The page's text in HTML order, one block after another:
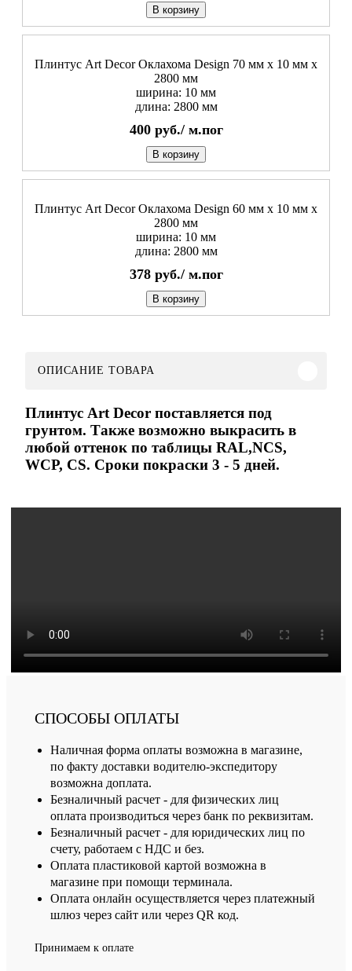
В корзину
Плинтус Art Decor Оклахома Design 70 мм х 10 мм х
2800 мм
ширина: 10 мм
длина: 2800 мм
400 руб./ м.пог
В корзину
Плинтус Art Decor Оклахома Design 60 мм х 10 мм х
2800 мм
ширина: 10 мм
длина: 2800 мм
378 руб./ м.пог
В корзину
ОПИСАНИЕ ТОВАРА
Плинтус Art Decor поставляется под
грунтом. Также возможно выкрасить в
любой оттенок по таблицы RAL,NCS,
WCP, CS. Сроки покраски 3 - 5 дней.
СПОСОБЫ ОПЛАТЫ
Наличная форма оплаты возможна в магазине,
по факту доставки водителю-экспедитору
возможна доплата.
Безналичный расчет - для физических лиц
оплата производиться через банк по реквизитам.
Безналичный расчет - для юридических лиц по
счету, работаем с НДС и без.
Оплата пластиковой картой возможна в
магазине при помощи терминала.
Оплата онлайн осуществляется через платежный
шлюз через сайт или через QR код.
Принимаем к оплате